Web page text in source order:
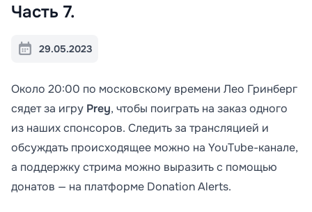
Часть 7.
29.05.2023
Около 20:00 по московскому времени Лео Гринберг
сядет за игру Prey, чтобы поиграть на заказ одного
из наших спонсоров. Следить за трансляцией и
обсуждать происходящее можно на YouTube-канале,
а поддержку стрима можно выразить с помощью
донатов — на платформе Donation Alerts.